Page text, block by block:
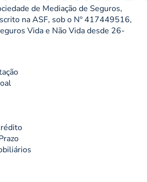
de Mediação de Seguros,
na ASF, sob o Nº 417449516,
Vida e Não Vida desde 26-